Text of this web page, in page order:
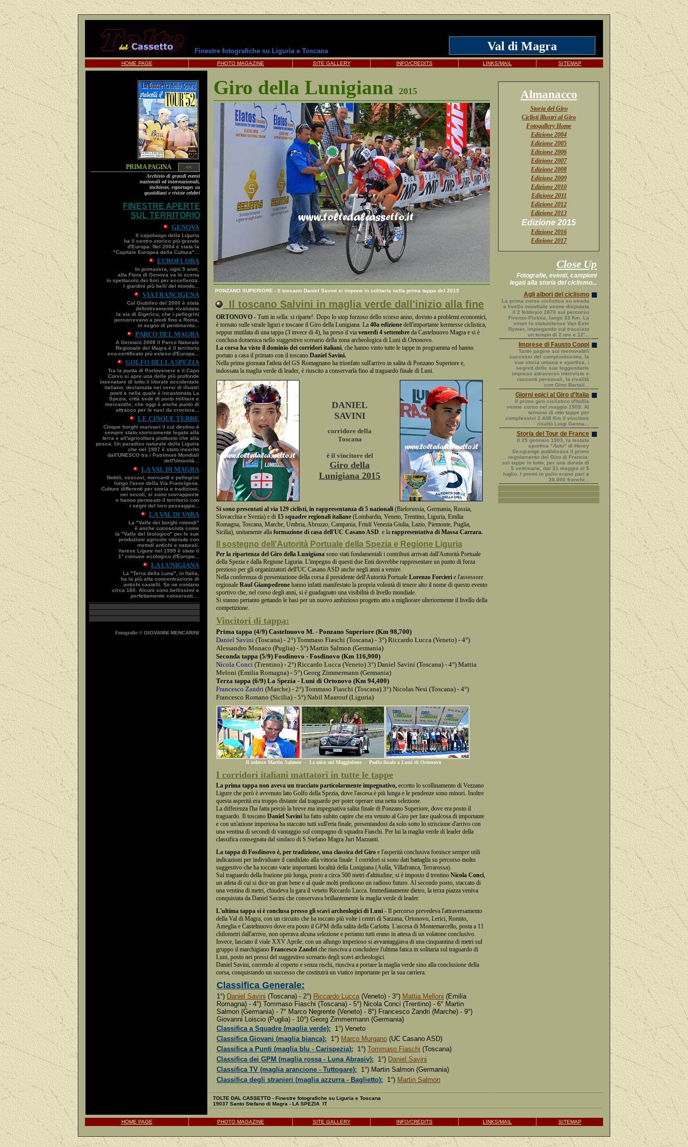
Finestre fotografiche su Liguria e Toscana Val di Magra
HOME PAGE PHOTO MAGAZINE SITE GALLERY INFO/CREDITS LINKS/MAIL SITEMAP
PRIMA PAGINA
<<
Archivio di grandi eventi
nazionali ed internazionali,
inchieste, reportages su
quotidiani e riviste celebri
FINESTRE APERTE
SUL TERRITORIO
GENOVA
Il capoluogo della Liguria
ha il centro storico più grande
d'Europa. Nel 2004 è stata la
"Capitale Europea della Cultura"...
EUROFLORA
In primavera, ogni 5 anni,
alla Fiera di Genova va in scena
lo spettacolo dei fiori per eccellenza.
I giardini più belli del mondo...
VIA FRANCIGENA
Col Giubileo del 2000 è stata
definitivamente rivalutata
la via di Sigerico, che i pellegrini
percorrevano a piedi fino a Roma,
in segno di pentimento...
PARCO DEL MAGRA
A Gennaio 2008 il Parco Naturale
Regionale del Magra è il territorio
eco-certificato più esteso d'Europa...
GOLFO DELLA SPEZIA
Tra la punta di Portovenere e il Capo
Corvo si apre una delle più profonde
insenature di tutto il litorale occidentale
italiano, declamata nei versi di illustri
poeti e nella quale è incastonata La
Spezia, città sede di porto militare e
mercantile, che oggi è anche punto di
attracco per le navi da crociera...
LE CINQUE TERRE
Cinque borghi marinari il cui destino è
sempre stato storicamente legato alla
terra e all'agricoltura piuttosto che alla
pesca. Un paradiso naturale della Liguria
che nel 1997 è stato inserito
dall'UNESCO tra i Patrimoni Mondiali
dell'Umanità...
LA VAL DI MAGRA
Nobili, vescovi, mercanti e pellegrini
lungo l'asse della Via Francigena.
Culture differenti per storia e tradizioni,
nei secoli, si sono sovrapposte
e hanno permeato il territorio con
i segni del loro passaggio...
LA VAL DI VARA
La "Valle dei borghi rotondi"
è anche conosciuta come
la "Valle del biologico" per le sue
produzioni agricole ottenute con
metodi antichi e naturali.
Varese Ligure nel 1999 è stato il
1° comune ecologico d'Europa...
LA LUNIGIANA
La "Terra della Luna", in Italia,
ha la più alta concentrazione di
antichi castelli. Se ne contano
circa 160. Alcuni sono bellissimi e
perfettamente conservati...
Fotografie © GIOVANNI MENCARINI
Giro della Lunigiana 2015
PONZANO SUPERIORE - Il toscano Daniel Savini si impone in solitaria nella prima tappa del 2015
Il toscano Salvini in maglia verde dall'inizio alla fine
ORTONOVO - Tutti in sella: si riparte!. Dopo lo stop forzoso dello scorso anno, dovuto a problemi economici,
è tornato sulle strade liguri e toscane il Giro della Lunigiana. La 40a edizione dell'importante kermesse ciclistica,
seppur mutilata di una tappa (3 invece di 4), ha preso il via venerdì 4 settembre da Castelnuovo Magra e si è
conclusa domenica nello suggestivo scenario della zona archeologica di Luni di Ortonovo.
La corsa ha visto il dominio dei corridori italiani, che hanno vinto tutte le tappe in programma ed hanno
portato a casa il primato con il toscano Daniel Savini.
Nella prima giornata l'atleta del GS Romagnano ha trionfato sull'arrivo in salita di Ponzano Superiore e,
indossata la maglia verde di leader, è riuscito a conservarla fino al traguardo finale di Luni.
DANIEL
SAVINI
corridore della
Toscana
è il vincitore del
Giro della
Lunigiana 2015
Si sono presentati al via 129 ciclisti, in rappresentanza di 5 nazionali (Bielorussia, Germania, Russia,
Slovacchia e Svezia) e di 15 squadre regionali italiane (Lombardia, Veneto, Trentino, Liguria, Emilia
Romagna, Toscana, Marche, Umbria, Abruzzo, Campania, Friuli Venezia Giulia, Lazio, Piemonte, Puglia,
Sicilia), unitamente alla formazione di casa dell'UC Casano ASD. e la rappresentativa di Massa Carrara.
Il sostegno dell'Autorità Portuale della Spezia e Regione Liguria
Per la ripartenza del Giro della Lunigiana sono stati fondamentali i contributi arrivati dall'Autorità Portuale
della Spezia e dalla Regione Liguria. L'impegno di questi due Enti dovrebbe rappresentare un punto di forza
prezioso per gli organizzatori dell'UC Casano ASD anche negli anni a venire.
Nella conferenza di presentazione della corsa il presidente dell'Autorità Portuale Lorenzo Forcieri e l'assessore
regionale Raul Giampedrone hanno infatti manifestato la propria volontà di tenere alto il nome di questo evento
sportivo che, nel corso degli anni, si è guadagnato una visibilità di livello mondiale.
Si stanno pertanto gettando le basi per un nuovo ambizioso progetto atto a migliorare ulteriormente il livello della
competizione.
Vincitori di tappa:
Prima tappa (4/9) Castelnuovo M. - Ponzano Superiore (Km 98,700)
Daniel Savini (Toscana) - 2°) Tommaso Fiaschi (Toscana) - 3°) Riccardo Lucca (Veneto) - 4°)
Alessandro Monaco (Puglia) - 5°) Martin Salmon (Germania)
Seconda tappa (5/9) Fosdinovo - Fosdinovo (Km 116,900)
Nicola Conci (Trentino) - 2°) Riccardo Lucca (Veneto) 3°) Daniel Savini (Toscana) - 4°) Mattia
Meloni (Emilia Romagna) - 5°) Georg Zimmermann (Germania)
Terza tappa (6/9) La Spezia - Luni di Ortonovo (Km 94,400)
Francesco Zandri (Marche) - 2°) Tommaso Fiaschi (Toscana) 3°) Nicolas Nesi (Toscana) - 4°)
Francesco Romano (Sicilia) - 5°) Nabil Maarouf (Liguria)
Il tedesco Martin Salmon - Le miss sul Maggiolone - Podio finale a Luni di Ortonovo
I corridori italiani mattatori in tutte le tappe
La prima tappa non aveva un tracciato particolarmente impegnativo, eccetto lo scollinamento di Vezzano
Ligure che però è avvenuto lato Golfo della Spezia, dove l'ascesa è più lunga e le pendenze sono minori. Inoltre
questa asperità era troppo distante dal traguardo per poter operare una netta selezione.
La differenza l'ha fatta perciò la breve ma impegnativa salita finale di Ponzano Superiore, dove era posto il
traguardo. Il toscano Daniel Savini ha fatto subito capire che era venuto al Giro per fare qualcosa di importante
e con un'azione imperiosa ha staccato tutti sull'erta finale, presentandosi da solo sotto lo striscione d'arrivo con
una ventina di secondi di vantaggio sul compagno di squadra Fiaschi. Per lui la maglia verde di leader della
classifica consegnata dal sindaco di S.Stefano Magra Juri Mazzanti.
La tappa di Fosdinovo è, per tradizione, una classica del Giro e l'asperità conclusiva fornisce sempre utili
indicazioni per individuare il candidato alla vittoria finale. I corridori si sono dati battaglia su percorso molto
suggestivo che ha toccato varie importanti località della Lunigiana (Aulla, Villafranca, Terrarossa).
Sul traguardo della frazione più lunga, posto a circa 500 metri d'altitudine, si è imposto il trentino Nicola Conci,
un atleta di cui si dice un gran bene e al quale molti predicono un radioso futuro. Al secondo posto, staccato di
una ventina di metri, chiudeva la gara il veneto Riccardo Lucca. Immediatamente dietro, la terza piazza veniva
conquistata da Daniel Savini che conservava brillantemente la maglia verde di leader.
L'ultima tappa si è conclusa presso gli scavi archeologici di Luni - Il percorso prevedeva l'attraversamento
della Val di Magra, con un circuito che ha toccato più volte i centri di Sarzana, Ortonovo, Lerici, Romito,
Ameglia e Castelnuovo dove era posto il GPM della salita della Carlotta. L'ascesa di Montemarcello, posta a 11
chilometri dall'arrivo, non operava alcuna selezione e pertanto tutti erano in attesa di un volatone conclusivo.
Invece, lasciato il viale XXV Aprile, con un allungo imperioso si avvantaggiava di una cinquantina di metri sul
gruppo il marchigiano Francesco Zandri che riusciva a concludere l'ultima fatica in solitaria sul traguardo di
Luni, posto nei pressi del suggestivo scenario degli scavi archeologici.
Daniel Savini, correndo al coperto e senza rischi, riusciva a portare la maglia verde sino alla conclusione della
corsa, conquistando un successo che costituirà un viatico importante per la sua carriera.
Classifica Generale:
1°) Daniel Savini (Toscana) - 2°) Riccardo Lucca (Veneto) - 3°) Mattia Melloni (Emilia
Romagna) - 4°) Tommaso Fiaschi (Toscana) - 5°) Nicola Conci (Trentino) - 6° Martin
Salmon (Germania) - 7° Marco Negrente (Veneto) - 8°) Francesco Zandri (Marche) - 9°)
Giovanni Loiscio (Puglia) - 10°) Georg Zimmermann (Germania)
Classifica a Squadre (maglia verde): 1°) Veneto
Classifica Giovani (maglia bianca): 1°) Marco Murgano (UC Casano ASD)
Classifica a Punti (maglia blu - Carispezia): 1°) Tommaso Fiaschi (Toscana)
Classifica dei GPM (maglia rossa - Luna Abrasiv): 1°) Daniel Savini
Classifica TV (maglia arancione - Tuttogare): 1°) Martin Salmon (Germania)
Classifica degli stranieri (maglia azzurra - Baglietto): 1°) Martin Salmon
Almanacco
Storia del Giro
Ciclisti illustri al Giro
Fotogallery Home
Edizione 2004
Edizione 2005
Edizione 2006
Edizione 2007
Edizione 2008
Edizione 2009
Edizione 2010
Edizione 2011
Edizione 2012
Edizione 2013
Edizione 2015
Edizione 2016
Edizione 2017
Close Up
Fotografie, eventi, campioni
legati alla storia del ciclismo...
Agli albori del ciclismo
La prima corsa ciclistica su strada
a livello mondiale venne disputata
il 2 febbraio 1870 sul percorso
Firenze-Pistoia, lungo 33 Km. La
vinse lo statunitense Van Este
Rymer, impiegando sul tracciato
un tempo di 2 ore e 12'...
Imprese di Fausto Coppi
Tante pagine sui memorabili
successi del campionissimo, la
sua storia umana e sportiva, i
segreti delle sue leggendarie
imprese attraverso interviste e
racconti personali, la rivalità
con Gino Bartali...
Giorni epici al Giro d'Italia
Il primo giro ciclistico d'Itallia
venne corso nel maggio 1909. Al
termine di otto tappe per
complessivi 2.448 Km il vincitore
risultò Luigi Ganna...
Storia del Tour de France
Il 25 gennaio 1903, la testata
sportiva "Auto" di Henry
Desgrange pubblicava il primo
regolamento del Giro di Francia:
sei tappe in tutto, per una durata di
5 settimane, dal 31 maggio al 5
luglio. I premi in palio erano pari a
20.000 franchi...
TOLTE DAL CASSETTO - Finestre fotografiche su Liguria e Toscana
19037 Santo Stefano di Magra - LA SPEZIA IT
HOME PAGE PHOTO MAGAZINE SITE GALLERY INFO/CREDITS LINKS/MAIL SITEMAP